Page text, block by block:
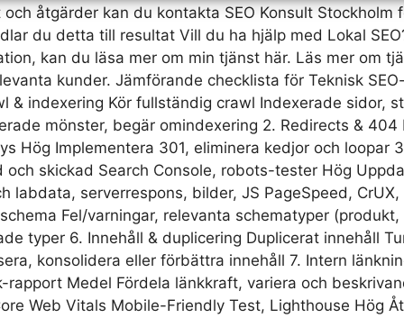
åtgärder kan du kontakta SEO Konsult
du detta till resultat Vill du ha hjälp med Lokal
kan du läsa mer om min tjänst här. Läs mer om
kunder. Jämförande checklista för Teknisk
& indexering Kör fullständig crawl Indexerade sidor,
mönster, begär omindexering 2. Redirects &
Hög Implementera 301, eliminera kedjor och loopar
skickad Search Console, robots-tester Hög
labdata, serverrespons, bilder, JS PageSpeed,
Fel/varningar, relevanta schematyper (produkt,
typer 6. Innehåll & duplicering Duplicerat innehåll
konsolidera eller förbättra innehåll 7. Intern
Medel Fördela länkkraft, variera och
Web Vitals Mobile-Friendly Test, Lighthouse Hög